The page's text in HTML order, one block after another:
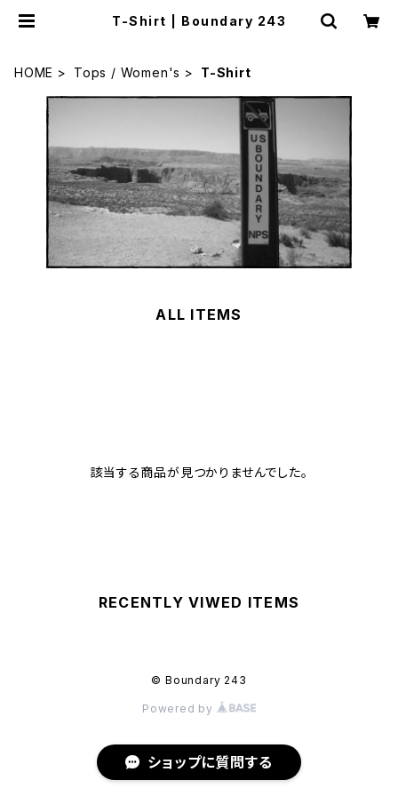
T-Shirt | Boundary 243
HOME Tops / Women's T-Shirt
ALL ITEMS
該当する商品が見つかりませんでした。
RECENTLY VIWED ITEMS
© Boundary 243
Powered by
ショップに質問する